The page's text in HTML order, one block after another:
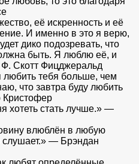
её искренность и её
И именно в это я верю,
дико подозревать, что
быть. Я люблю её, и
Скотт Фицджеральд
любить тебя больше, чем
что завтра буду любить
хотеть стать лучше.» —
влюблён в любую
слушает.» — Брэндан